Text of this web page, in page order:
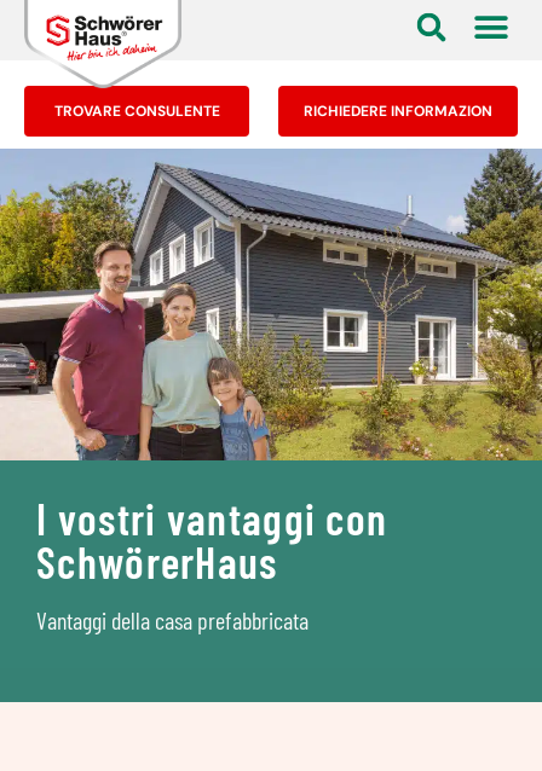
TROVARE CONSULENTE RICHIEDERE INFORMAZION
I vostri vantaggi con
SchwörerHaus
Vantaggi della casa prefabbricata